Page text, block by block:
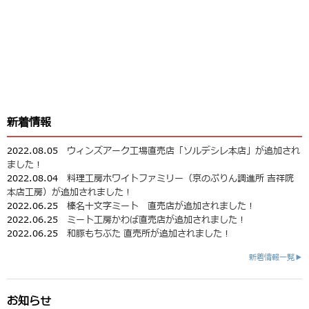
新着情報
2022.08.05 ウィンズアーク工場直売店「ソルデシレ本店」が追加され
ました！
2022.08.04 料理工房ホワイトファミリー（京のぷりん調進所 吉祥院
本店工房）が追加されました！
2022.06.25 榛名十文字ミート 直売店が追加されました！
2022.06.25 ミート工房かわば直売店が追加されました！
2022.06.25 和豚もちぶた 直売所が追加されました！
新着情報一覧▶
お知らせ